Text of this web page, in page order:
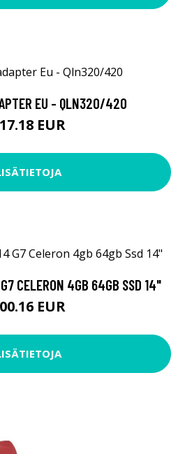
EU - QLN320/420
EUR
CELERON 4GB 64GB SSD 14"
EUR